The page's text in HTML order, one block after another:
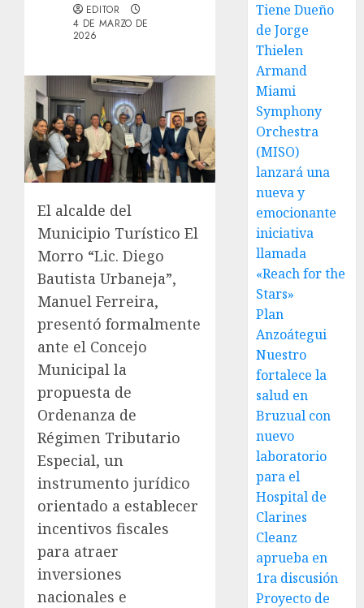
EDITOR
4 DE MARZO DE
2026
El alcalde del
Municipio Turístico El
Morro “Lic. Diego
Bautista Urbaneja”,
Manuel Ferreira,
presentó formalmente
ante el Concejo
Municipal la
propuesta de
Ordenanza de
Régimen Tributario
Especial, un
instrumento jurídico
orientado a establecer
incentivos fiscales
para atraer
inversiones
nacionales e
Tiene Dueño
de Jorge
Thielen
Armand
Miami
Symphony
Orchestra
(MISO)
lanzará una
nueva y
emocionante
iniciativa
llamada
«Reach for the
Stars»
Plan
Anzoátegui
Nuestro
fortalece la
salud en
Bruzual con
nuevo
laboratorio
para el
Hospital de
Clarines
Cleanz
aprueba en
1ra discusión
Proyecto de